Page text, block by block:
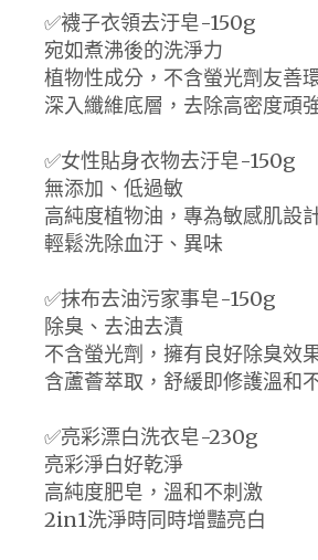
✅襪子衣領去汙皂-150g
宛如煮沸後的洗淨力
植物性成分，不含螢光劑友善
深入纖維底層，去除高密度頑
✅女性貼身衣物去汙皂-150g
無添加、低過敏
高純度植物油，專為敏感肌設
輕鬆洗除血汙、異味
✅抹布去油污家事皂-150g
除臭、去油去漬
不含螢光劑，擁有良好除臭效
含蘆薈萃取，舒緩即修護溫和
✅亮彩漂白洗衣皂-230g
亮彩淨白好乾淨
高純度肥皂，溫和不刺激
2in1洗淨時同時增豔亮白